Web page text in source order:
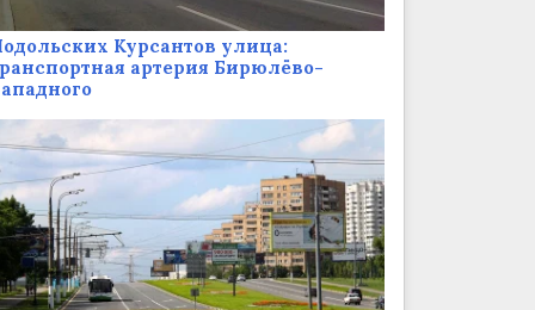
Курсантов улица:
артерия Бирюлёво-